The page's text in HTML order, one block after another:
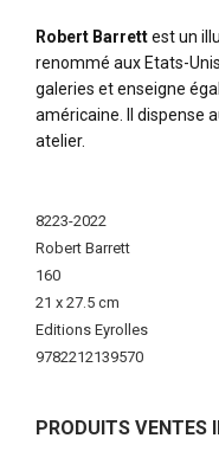
Robert Barrettest un
renommé aux Etats-
galeries et enseigne
américaine. Il dispense
atelier.
Information
8223-2022
Robert Barrett
160
21 x 27.5 cm
Editions Eyrolles
9782212139570
PRODUITS VENTES